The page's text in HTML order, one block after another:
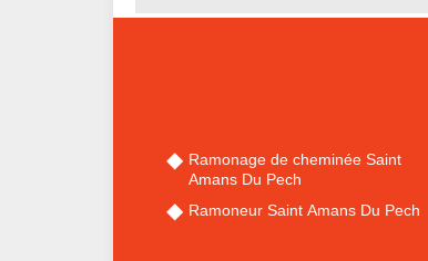
Ramonage de cheminée Saint
Amans Du Pech
Ramoneur Saint Amans Du Pech